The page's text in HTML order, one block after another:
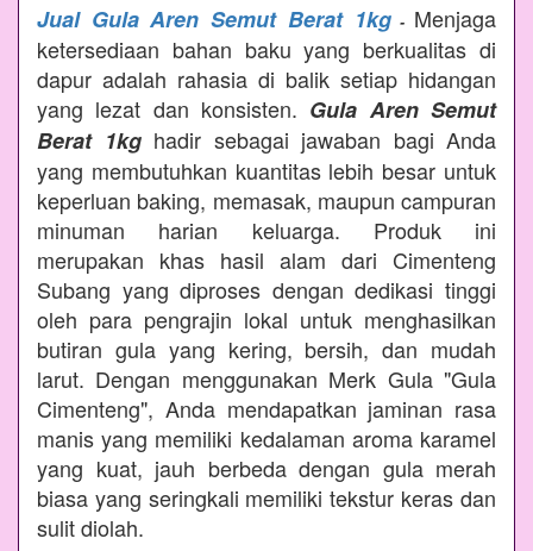
Jual Gula Aren Semut Berat 1kg- Menjaga
ketersediaan bahan baku yang berkualitas di
dapur adalah rahasia di balik setiap hidangan
yang lezat dan konsisten. Gula Aren Semut
Berat 1kghadir sebagai jawaban bagi Anda
yang membutuhkan kuantitas lebih besar untuk
keperluan baking, memasak, maupun campuran
minuman harian keluarga. Produk ini
merupakan khas hasil alam dari Cimenteng
Subang yang diproses dengan dedikasi tinggi
oleh para pengrajin lokal untuk menghasilkan
butiran gula yang kering, bersih, dan mudah
larut. Dengan menggunakan Merk Gula "Gula
Cimenteng", Anda mendapatkan jaminan rasa
manis yang memiliki kedalaman aroma karamel
yang kuat, jauh berbeda dengan gula merah
biasa yang seringkali memiliki tekstur keras dan
sulit diolah.